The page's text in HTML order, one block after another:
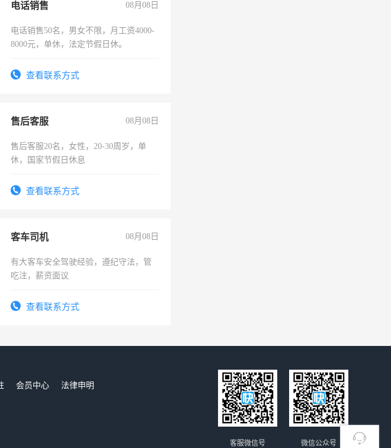
电话销售 08月08日
电话销售50名，男女不限，月工资4000-
8000元，单休，法定节假日休。
查看联系方式
售后客服 08月08日
售后客服20名，女性，20-30周岁，单
休，国家节假日休息
查看联系方式
客车司机 08月08日
有大客车安全驾驶经验，遵纪守法，管
吃注，薪资面议
查看联系方式
会员中心
法律申明
微信公众号
客服微信号